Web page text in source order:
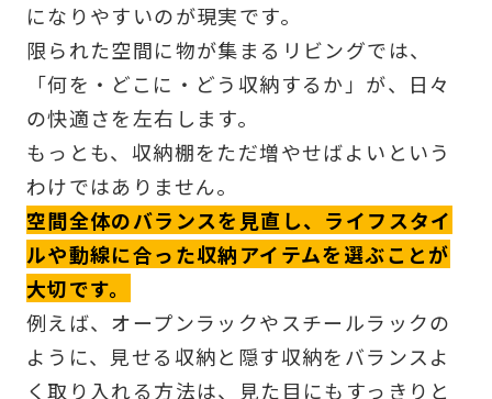
になりやすいのが現実です。
限られた空間に物が集まるリビングでは、
「何を・どこに・どう収納するか」が、日々
の快適さを左右します。
もっとも、収納棚をただ増やせばよいという
わけではありません。
空間全体のバランスを見直し、ライフスタイ
ルや動線に合った収納アイテムを選ぶことが
大切です。
例えば、オープンラックやスチールラックの
ように、見せる収納と隠す収納をバランスよ
く取り入れる方法は、見た目にもすっきりと